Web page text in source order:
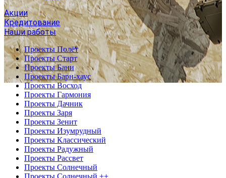
Акции
Кредитование
Наши работы
Проекты Полёт
Проекты Старт
Проекты Бани
Проекты Барн-хаус
Проекты Восход
Проекты Гармония
Проекты Дачник
Проекты Заря
Проекты Зенит
Проекты Изумрудный
Проекты Классический
Проекты Радужный
Проекты Рассвет
Проекты Солнечный
Проекты Солнечный ++